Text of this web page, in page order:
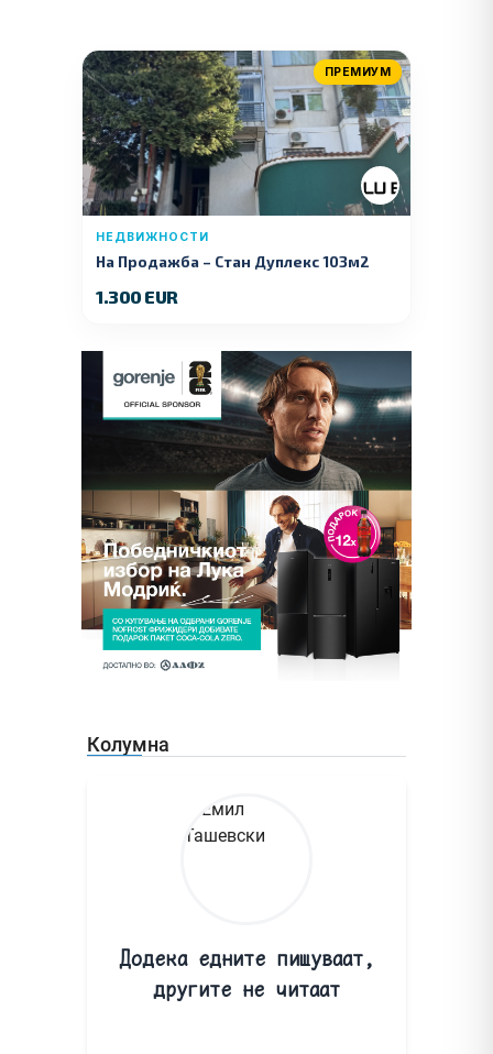
ПРЕМИУМ
НЕДВИЖНОСТИ
На Продажба – Стан Дуплекс 103м2
1.300 EUR
Колумна
Додека едните пишуваат,
другите не читаат